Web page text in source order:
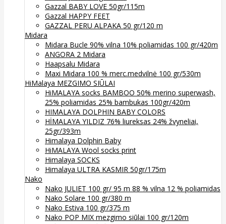
Gazzal BABY LOVE 50gr/115m
Gazzal HAPPY FEET
GAZZAL PERU ALPAKA 50 gr/120 m
Midara
Midara Bucle 90% vilna 10% poliamidas 100 gr/420m
ANGORA 2 Midara
Haapsalu Midara
Maxi Midara 100 % merc.medvilnė 100 gr/530m
HiMalaya MEZGIMO SIŪLAI
HiMALAYA socks BAMBOO 50% merino superwash,
25% poliamidas 25% bambukas 100gr/420m
HIMALAYA DOLPHIN BABY COLORS
HİMALAYA YILDIZ 76% liureksas 24% žvyneliai,
25gr/393m
Himalaya Dolphin Baby
HiMALAYA Wool socks print
Himalaya SOCKS
Himalaya ULTRA KASMIR 50gr/175m
Nako
Nako JULIET 100 gr/ 95 m 88 % vilna 12 % poliamidas
Nako Solare 100 gr/380 m
Nako Estiva 100 gr/375 m
Nako POP MIX mezgimo siūlai 100 gr/120m